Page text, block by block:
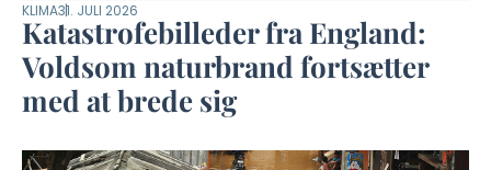
KLIMA31. JULI 2026
Katastrofebilleder fra England:
Voldsom naturbrand fortsætter
med at brede sig